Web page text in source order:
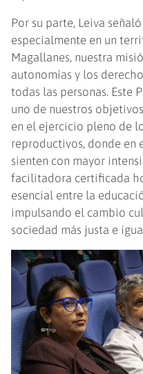
Por su parte, Leiva
especialmente en un
Magallanes, nuestra
autonomías y los
todas las personas. Este
uno de nuestros
en el ejercicio pleno de
reproductivos, donde en
sienten con mayor
facilitadora certificada
esencial entre la
impulsando el cambio
sociedad más justa e